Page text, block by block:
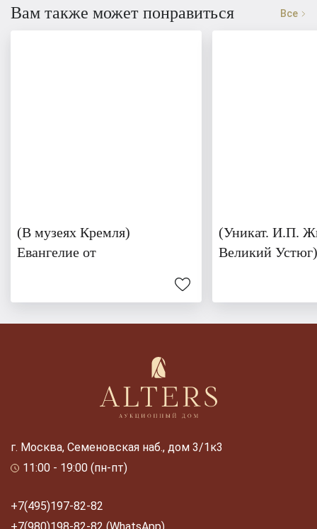
Вам также может понравиться Все
(В музеях Кремля)
Евангелие от
(Уникат. И.П.
Великий Устюг)
г. Москва, Семеновская наб., дом 3/1к3
11:00 - 19:00 (пн-пт)
+7(495)197-82-82